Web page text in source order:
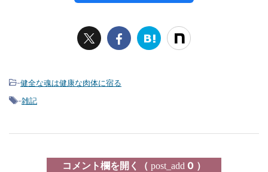
-健全な魂は健康な肉体に宿る
-雑記
コメント欄を開く（ post_add 0 ）